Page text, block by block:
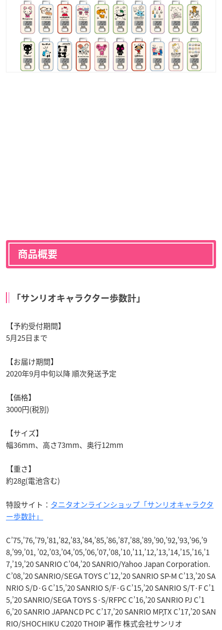
商品概要
「サンリオキャラクター歩数計」
【予約受付期間】
5月25日まで
【お届け期間】
2020年9月中旬以降 順次発送予定
【価格】
3000円(税別)
【サイズ】
幅36mm、高さ73mm、奥行12mm
【重さ】
約28g(電池含む)
特設サイト： タニタオンラインショップ「サンリオキャラクタ
ー歩数計」
C’75,’76,’79,’81,’82,’83,’84,’85,’86,’87,’88,’89,’90,’92,’93,’96,’9
8,’99,’01, ’02,’03,’04,’05,’06,’07,’08,’10,’11,’12,’13,’14,’15,’16,’1
7,’19,’20 SANRIO C’04,’20 SANRIO/Yahoo Japan Corporation.
C’08,’20 SANRIO/SEGA TOYS C’12,’20 SANRIO SP-M C’13,’20 SA
NRIO S/D·G C’15,’20 SANRIO S/F·G C’15,’20 SANRIO S/T·F C’1
5,’20 SANRIO/SEGA TOYS S·S/RFPC C’16,’20 SANRIO PJ C’1
6,’20 SANRIO JAPANCD PC C’17,’20 SANRIO MP,TX C’17,’20 SAN
RIO/SHOCHIKU C2020 THOIP 著作 株式会社サンリオ